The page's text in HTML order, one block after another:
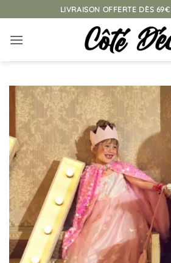
au
contenu
LIVRAISON OFFERTE DÈS